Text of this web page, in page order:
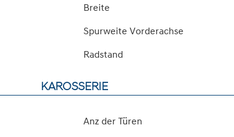
Breite
Spurweite Vorderachse
Radstand
KAROSSERIE
Anz der Türen